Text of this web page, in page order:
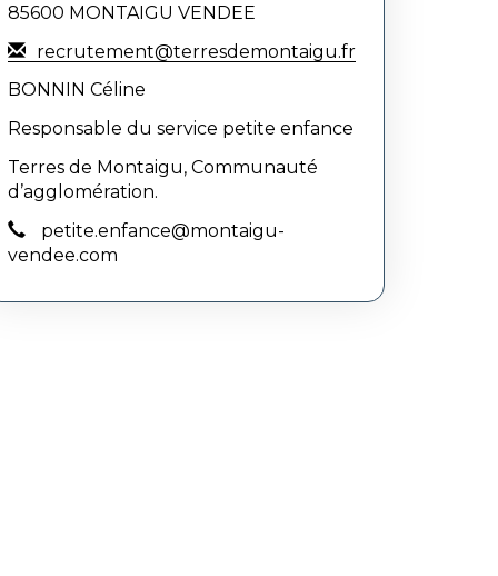
85600 MONTAIGU VENDEE
recrutement@terresdemontaigu.fr
BONNIN Céline
Responsable du service petite enfance
Terres de Montaigu, Communauté
d’agglomération.
petite.enfance@montaigu-
vendee.com